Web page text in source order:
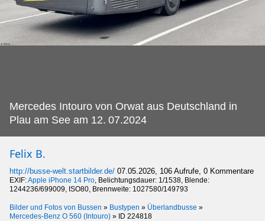
Mercedes Intouro von Orwat aus Deutschland in
Plau am See am 12. 07.2024
Felix B.
http://busse-welt.startbilder.de/ 07.05.2026, 106 Aufrufe, 0 Kommentare
EXIF:Apple iPhone 14 Pro, Belichtungsdauer: 1/1538, Blende:
1244236/699009, ISO80, Brennweite: 1027580/149793
Bilder und Fotos von Bussen » Bustypen » Überlandbusse »
Mercedes-Benz O 560 (Intouro) » ID 224818